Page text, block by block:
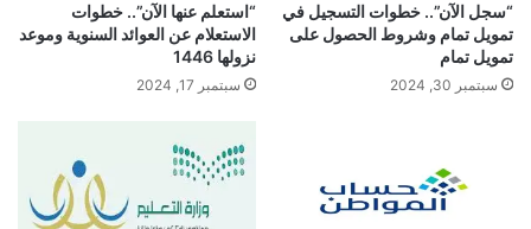
“سجل الآن”.. خطوات التسجيل في
تمويل تمام وشروط الحصول على
تمويل تمام
سبتمبر 30, 2024
“استعلم عنها الآن”.. خطوات
الاستعلام عن العوائد السنوية وموعد
نزولها 1446
سبتمبر 17, 2024